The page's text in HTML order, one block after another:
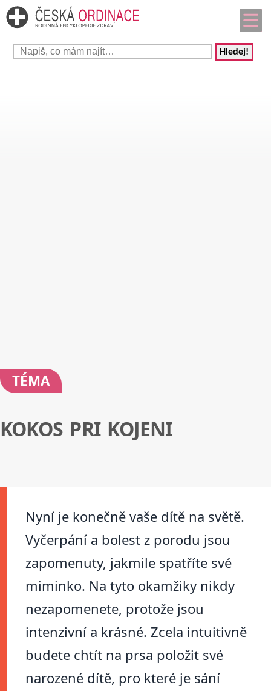
Hledej!
TÉMA
KOKOS PRI KOJENI
Nyní je konečně vaše dítě na světě.
Vyčerpání a bolest z porodu jsou
zapomenuty, jakmile spatříte své
miminko. Na tyto okamžiky nikdy
nezapomenete, protože jsou
intenzivní a krásné. Zcela intuitivně
budete chtít na prsa položit své
narozené dítě, pro které je sání